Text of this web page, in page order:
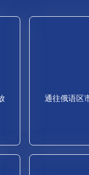
通往俄语区
通往俄语